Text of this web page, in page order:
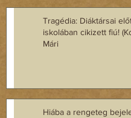
Tragédia: Diáktársai
iskolában cikizett fiú!
Mári
Hiába a rengeteg